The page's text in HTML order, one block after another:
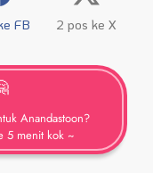
FB 2 pos ke X
Anandastoon?
5 menit kok ~